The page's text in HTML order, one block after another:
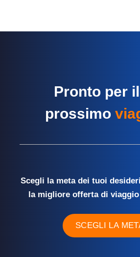
Pronto per
prossimo
Scegli la meta dei tuoi
la migliore offerta di
SCEGLI LA